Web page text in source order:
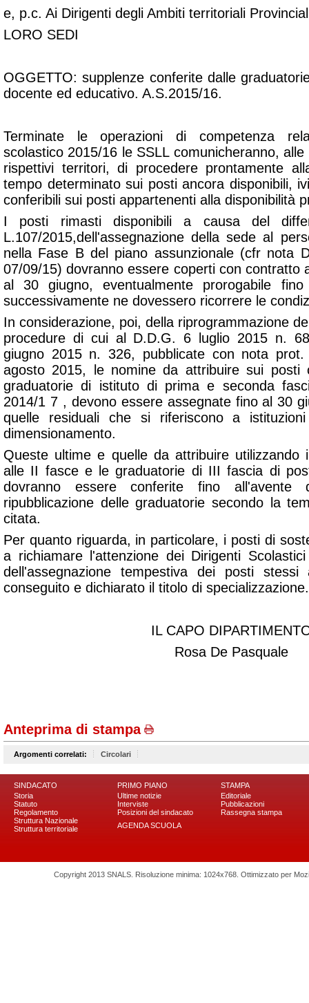
e, p.c. Ai Dirigenti degli Ambiti territoriali
LORO SEDI
OGGETTO: supplenze conferite dalle
docente ed educativo. A.S.2015/16.
Terminate le operazioni di competenza
scolastico 2015/16 le SSLL comunicheranno,
rispettivi territori, di procedere prontamente
tempo determinato sui posti ancora disponibili,
conferibili sui posti appartenenti alla disponibilità
I posti rimasti disponibili a causa del
L.107/2015,dell'assegnazione della sede al
nella Fase B del piano assunzionale (cfr nota
07/09/15) dovranno essere coperti con contratto
al 30 giugno, eventualmente prorogabile
successivamente ne dovessero ricorrere le
In considerazione, poi, della riprogrammazione
procedure di cui al D.D.G. 6 luglio 2015 n.
giugno 2015 n. 326, pubblicate con nota
agosto 2015, le nomine da attribuire sui posti
graduatorie di istituto di prima e seconda
2014/1 7 , devono essere assegnate fino al 30
quelle residuali che si riferiscono a
dimensionamento.
Queste ultime e quelle da attribuire utilizzando
alle II fasce e le graduatorie di III fascia di
dovranno essere conferite fino
ripubblicazione delle graduatorie secondo la
citata.
Per quanto riguarda, in particolare, i posti di
a richiamare l'attenzione dei Dirigenti
dell'assegnazione tempestiva dei posti
conseguito e dichiarato il titolo di specializzazione.
IL CAPO
Rosa De Pasquale
Anteprima di stampa
Argomenti correlati: Circolari
SINDACATO
Storia
Statuto
Regolamento
Struttura Nazionale
Struttura territoriale
PRIMO PIANO
Ultime notizie
Interviste
Posizioni del sindacato
AGENDA SCUOLA
STAMPA
Editoriale
Pubblicazioni
Rassegna stampa
Copyright 2013 SNALS. Risoluzione minima: 1024x768. Ottimizzato per